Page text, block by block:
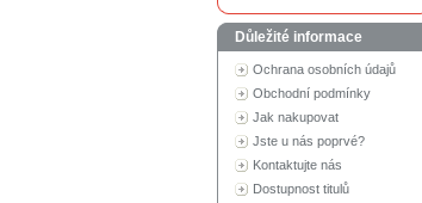
Důležité informace
Ochrana osobních údajů
Obchodní podmínky
Jak nakupovat
Jste u nás poprvé?
Kontaktujte nás
Dostupnost titulů